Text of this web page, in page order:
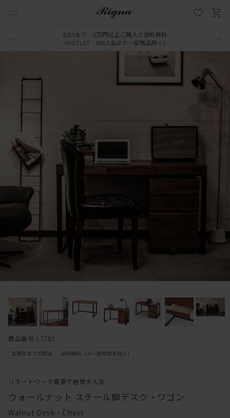
LINE新規追加でクーポンプレゼント
8/31まで 2万円以上ご購入で送料無料
（OUTLET・SALE品ほか一部商品除く）
リモートワーク需要で絶賛大人気
ウォールナット スチール脚デスク・ワゴン
Walnut Desk・Chest
商品番号 17702